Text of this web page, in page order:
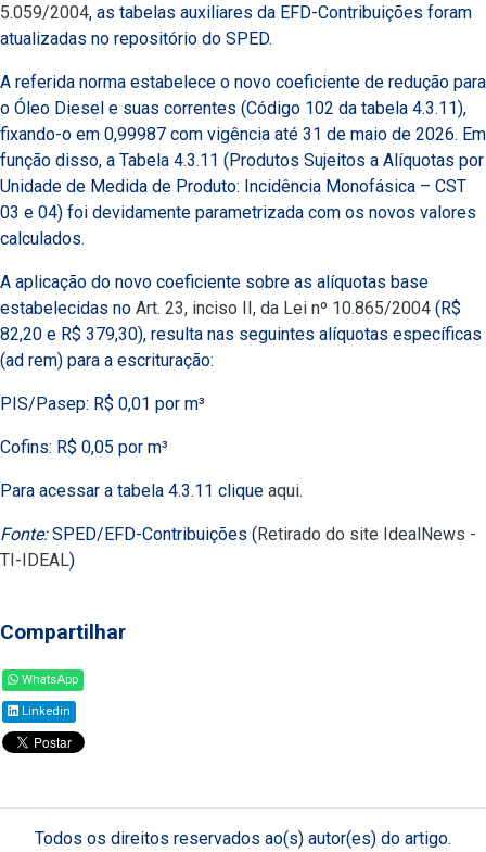
5.059/2004, as tabelas auxiliares da EFD-Contribuições foram
atualizadas no repositório do SPED.
A referida norma estabelece o novo coeficiente de redução para
o Óleo Diesel e suas correntes (Código 102 da tabela 4.3.11),
fixando-o em 0,99987 com vigência até 31 de maio de 2026. Em
função disso, a Tabela 4.3.11 (Produtos Sujeitos a Alíquotas por
Unidade de Medida de Produto: Incidência Monofásica – CST
03 e 04) foi devidamente parametrizada com os novos valores
calculados.
A aplicação do novo coeficiente sobre as alíquotas base
estabelecidas no Art. 23, inciso II, da Lei nº 10.865/2004 (R$
82,20 e R$ 379,30), resulta nas seguintes alíquotas específicas
(ad rem) para a escrituração:
PIS/Pasep: R$ 0,01 por m³
Cofins: R$ 0,05 por m³
Para acessar a tabela 4.3.11 clique aqui.
Fonte:SPED/EFD-Contribuições (Retirado do site IdealNews -
TI-IDEAL)
Compartilhar
WhatsApp
Linkedin
Todos os direitos reservados ao(s) autor(es) do artigo.